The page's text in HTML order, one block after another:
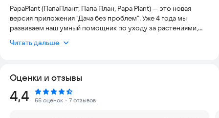
PapaPlant (ПапаПлант, Папа План, Papa Plant) — это новая
версия приложения "Дача без проблем". Уже 4 года мы
развиваем наш умный помощник по уходу за растениями,
распознать возможные болезни, вредителей и признаки
неправильного ухода. Приложение подскажет, что может
быть не так с растением, и предложит понятный план
Читать дальше
Оценки и отзывы
Рейтинг:
4,4 55 оценок ・7 отзывов